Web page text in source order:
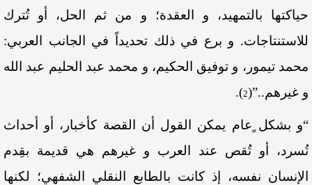
حياكتها بالتمهيد، و العقدة؛ و من ثم الحل، أو تُترك
للاستنتاجات. و برع في ذلك تحديداً في الجانب العربي:
محمد تيمور، و توفيق الحكيم، و محمد عبد الحليم عبد الله
و غيرهم..”(
2
)
.
“و بشكل ٍعام يمكن القول أن القصة كأخبار، أو أحداث
تُسرد، أو تُقص عند العرب و غيرهم هي قديمة بقِدم
الإنسان نفسه، إذ كانت بالطابع النقلي الشفهي؛ لكنها